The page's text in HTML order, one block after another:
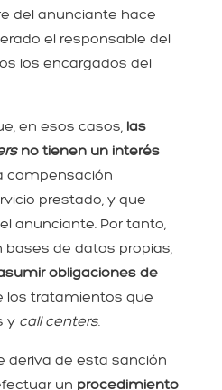
del anunciante hace
el responsable del
los encargados del
en esos casos, las
no tienen un interés
compensación
prestado, y que
anunciante. Por tanto,
de datos propias,
obligaciones de
los tratamientos que
y call centers.
deriva de esta sanción
un procedimiento